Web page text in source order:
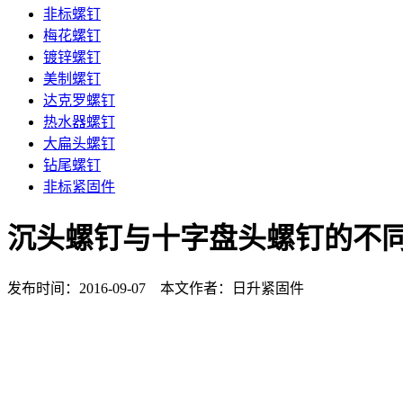
非标螺钉
梅花螺钉
镀锌螺钉
美制螺钉
达克罗螺钉
热水器螺钉
大扁头螺钉
钻尾螺钉
非标紧固件
沉头螺钉与十字盘头螺钉的不
发布时间：2016-09-07 本文作者：日升紧固件